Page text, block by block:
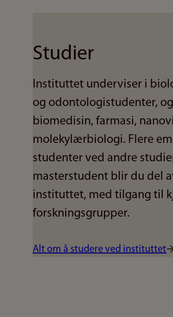
Studier
Instituttet underviser i
og odontologistudenter,
biomedisin, farmasi,
molekylærbiologi. Flere
studenter ved andre
masterstudent blir du del
instituttet, med tilgang til
forskningsgrupper.
Alt om å studere ved instituttet